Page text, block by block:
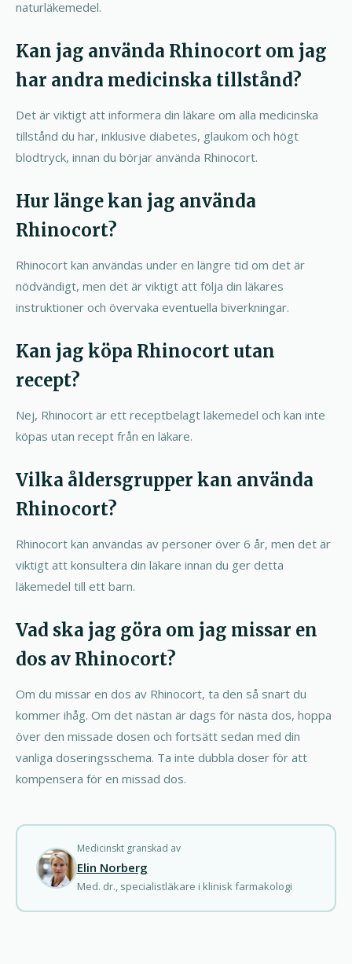
naturläkemedel.
Kan jag använda Rhinocort om jag
har andra medicinska tillstånd?
Det är viktigt att informera din läkare om alla medicinska
tillstånd du har, inklusive diabetes, glaukom och högt
blodtryck, innan du börjar använda Rhinocort.
Hur länge kan jag använda
Rhinocort?
Rhinocort kan användas under en längre tid om det är
nödvändigt, men det är viktigt att följa din läkares
instruktioner och övervaka eventuella biverkningar.
Kan jag köpa Rhinocort utan
recept?
Nej, Rhinocort är ett receptbelagt läkemedel och kan inte
köpas utan recept från en läkare.
Vilka åldersgrupper kan använda
Rhinocort?
Rhinocort kan användas av personer över 6 år, men det är
viktigt att konsultera din läkare innan du ger detta
läkemedel till ett barn.
Vad ska jag göra om jag missar en
dos av Rhinocort?
Om du missar en dos av Rhinocort, ta den så snart du
kommer ihåg. Om det nästan är dags för nästa dos, hoppa
över den missade dosen och fortsätt sedan med din
vanliga doseringsschema. Ta inte dubbla doser för att
kompensera för en missad dos.
Medicinskt granskad av
Elin Norberg
Med. dr., specialistläkare i klinisk farmakologi